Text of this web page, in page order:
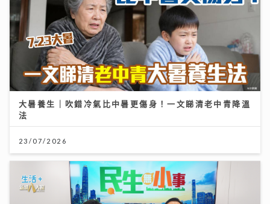
大暑養生｜吹錯冷氣比中暑更傷身！一文睇清老中青降溫
法
23/07/2026